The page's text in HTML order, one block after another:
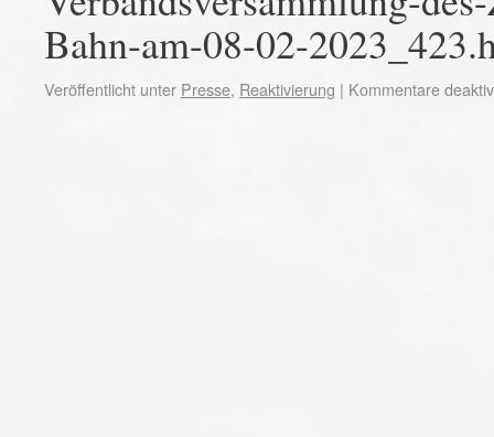
Bahn-am-08-02-
Veröffentlicht unter Presse, Reaktivierung | Kommentare